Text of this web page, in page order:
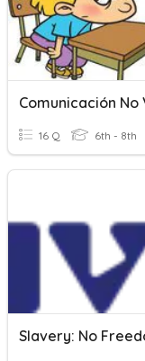
16 Q 6th - 8th